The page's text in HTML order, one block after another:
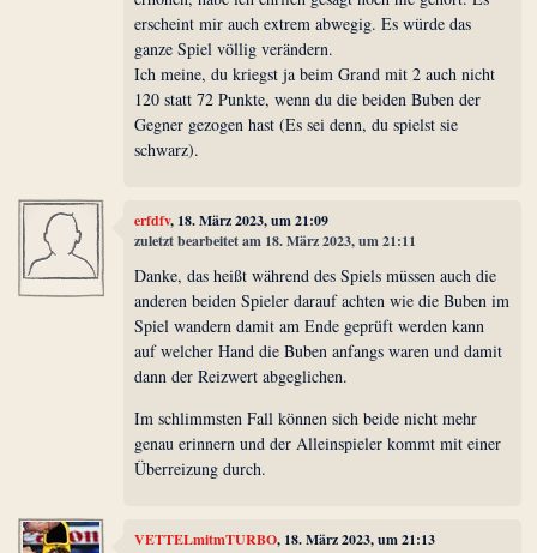
erscheint mir auch extrem abwegig. Es würde das
ganze Spiel völlig verändern.
Ich meine, du kriegst ja beim Grand mit 2 auch nicht
120 statt 72 Punkte, wenn du die beiden Buben der
Gegner gezogen hast (Es sei denn, du spielst sie
schwarz).
erfdfv, 18. März 2023, um 21:09
zuletzt bearbeitet am 18. März 2023, um 21:11
Danke, das heißt während des Spiels müssen auch die
anderen beiden Spieler darauf achten wie die Buben im
Spiel wandern damit am Ende geprüft werden kann
auf welcher Hand die Buben anfangs waren und damit
dann der Reizwert abgeglichen.
Im schlimmsten Fall können sich beide nicht mehr
genau erinnern und der Alleinspieler kommt mit einer
Überreizung durch.
VETTELmitmTURBO, 18. März 2023, um 21:13